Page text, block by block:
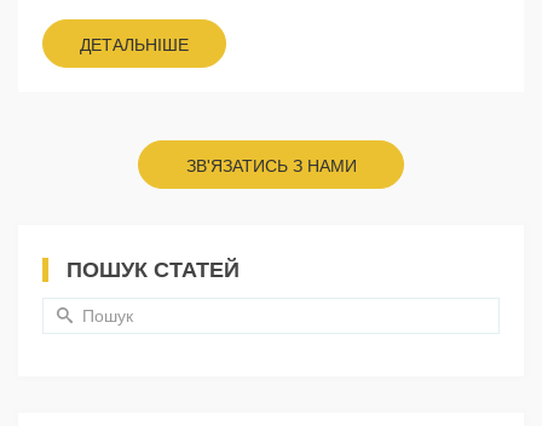
батькам огляд провідних літніх дитячих таборів у
м.Черкаси...
ДЕТАЛЬНІШЕ
ЗВ'ЯЗАТИСЬ З НАМИ
ПОШУК СТАТЕЙ